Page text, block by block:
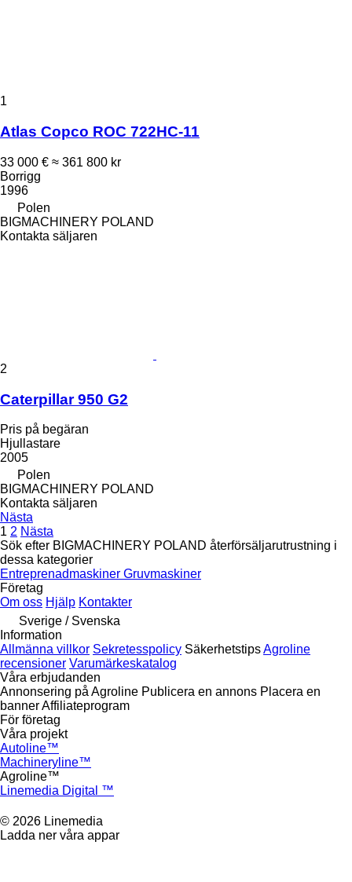
1
Atlas Copco ROC 722HC-11
33 000 € ≈ 361 800 kr
Borrigg
1996
Polen
BIGMACHINERY POLAND
Kontakta säljaren
2
Caterpillar 950 G2
Pris på begäran
Hjullastare
2005
Polen
BIGMACHINERY POLAND
Kontakta säljaren
Nästa
1 2 Nästa
Sök efter BIGMACHINERY POLAND återförsäljarutrustning i
dessa kategorier
Entreprenadmaskiner Gruvmaskiner
Företag
Om oss Hjälp Kontakter
Sverige / Svenska
Information
Allmänna villkor Sekretesspolicy SäkerhetstipsAgroline
recensioner Varumärkeskatalog
Våra erbjudanden
Annonsering på Agroline Publicera en annons Placera en
bannerAffiliateprogram
För företag
Våra projekt
Autoline™
Machineryline™
Agroline™
Linemedia Digital ™
© 2026 Linemedia
Ladda ner våra appar